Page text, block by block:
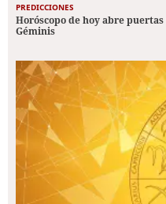
PREDICCIONES
Horóscopo de hoy abre
Géminis